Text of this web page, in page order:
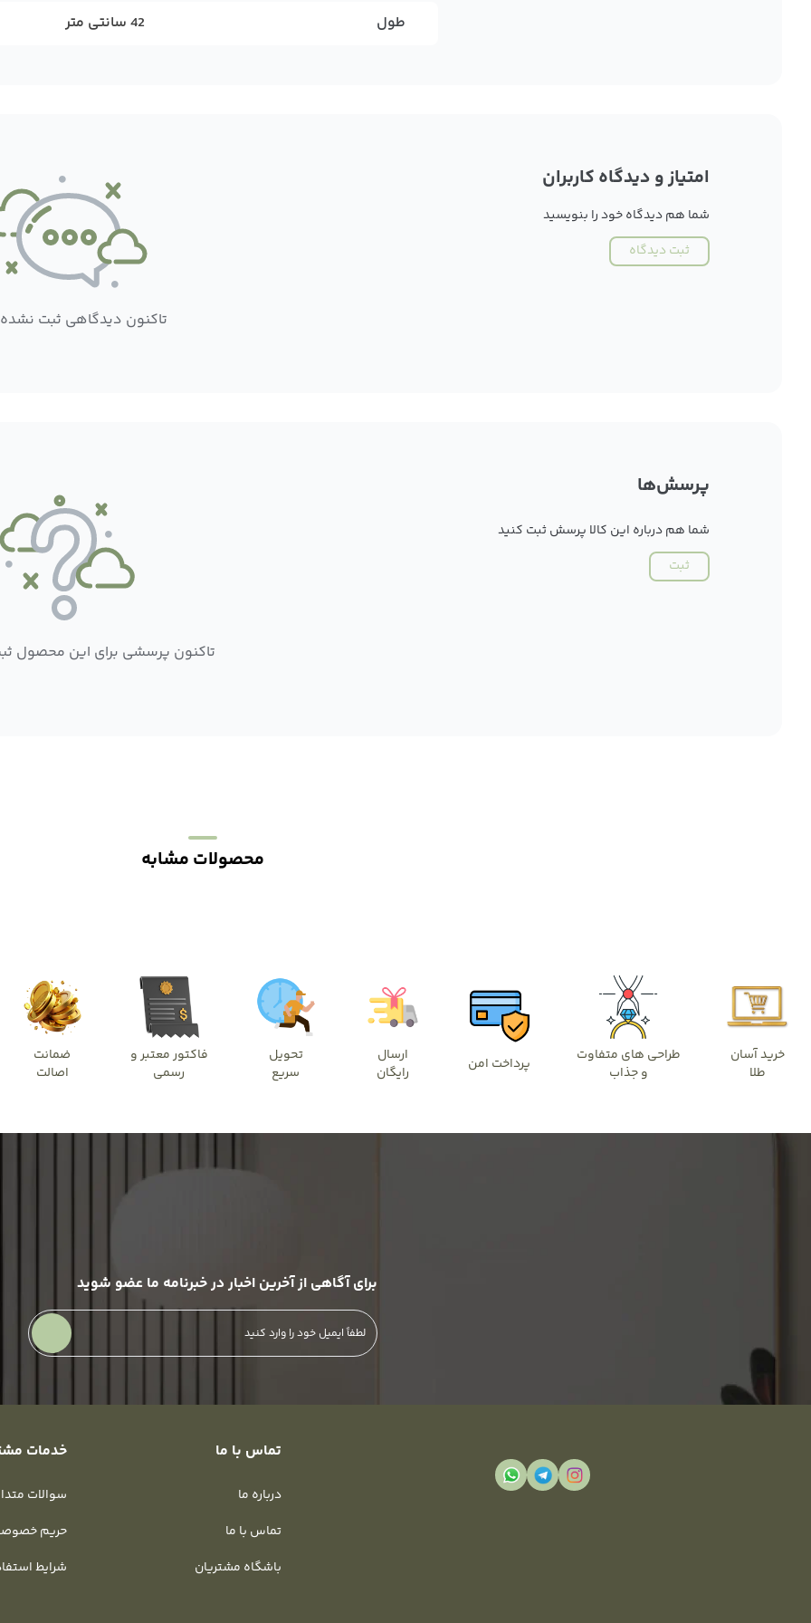
طول 42 سانتی متر
امتیاز و دیدگاه کاربران
شما هم دیدگاه خود را بنویسید
ثبت دیدگاه
تاکنون دیدگاهی ثبت
پرسش‌ها
شما هم درباره این کالا پرسش ثبت کنید
ثبت
تاکنون پرسشی برای این محصول
محصولات مشابه
خرید آسان
طلا
طراحی های متفاوت
و جذاب
پرداخت امن
ارسال
رایگان
تحویل
سریع
فاکتور معتبر و
رسمی
ضمانت
اصالت
برای آگاهی از آخرین اخبار در خبرنامه ما عضو شوید
تماس با ما
درباره ما
تماس با ما
باشگاه مشتریان
خدمات
سوالات
حریم
شرایط